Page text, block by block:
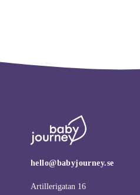
hello@babyjourney.se
Artillerigatan 16